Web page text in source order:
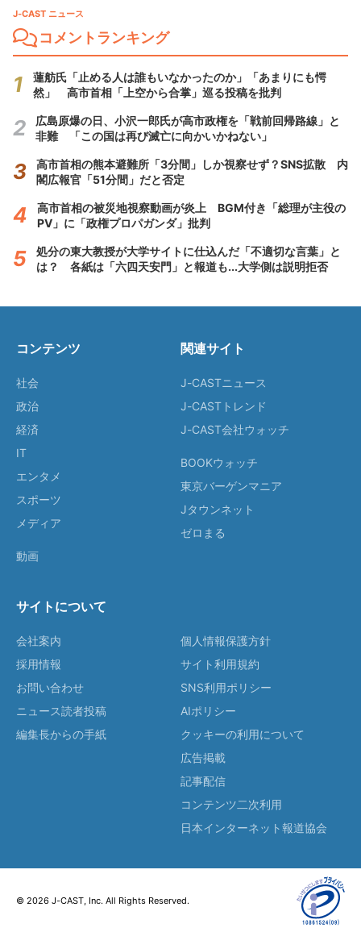
J-CAST ニュース
コメントランキング
蓮舫氏「止める人は誰もいなかったのか」「あまりにも愕
然」 高市首相「上空から合掌」巡る投稿を批判
広島原爆の日、小沢一郎氏が高市政権を「戦前回帰路線」と
非難 「この国は再び滅亡に向かいかねない」
高市首相の熊本避難所「3分間」しか視察せず？SNS拡散 内
閣広報官「51分間」だと否定
高市首相の被災地視察動画が炎上 BGM付き「総理が主役の
PV」に「政権プロパガンダ」批判
処分の東大教授が大学サイトに仕込んだ「不適切な言葉」と
は？ 各紙は「六四天安門」と報道も...大学側は説明拒否
コンテンツ
社会
政治
経済
IT
エンタメ
スポーツ
メディア
動画
関連サイト
J-CASTニュース
J-CASTトレンド
J-CAST会社ウォッチ
BOOKウォッチ
東京バーゲンマニア
Jタウンネット
ゼロまる
サイトについて
会社案内
採用情報
お問い合わせ
ニュース読者投稿
編集長からの手紙
個人情報保護方針
サイト利用規約
SNS利用ポリシー
AIポリシー
クッキーの利用について
広告掲載
記事配信
コンテンツ二次利用
日本インターネット報道協会
© 2026 J-CAST, Inc. All Rights Reserved.